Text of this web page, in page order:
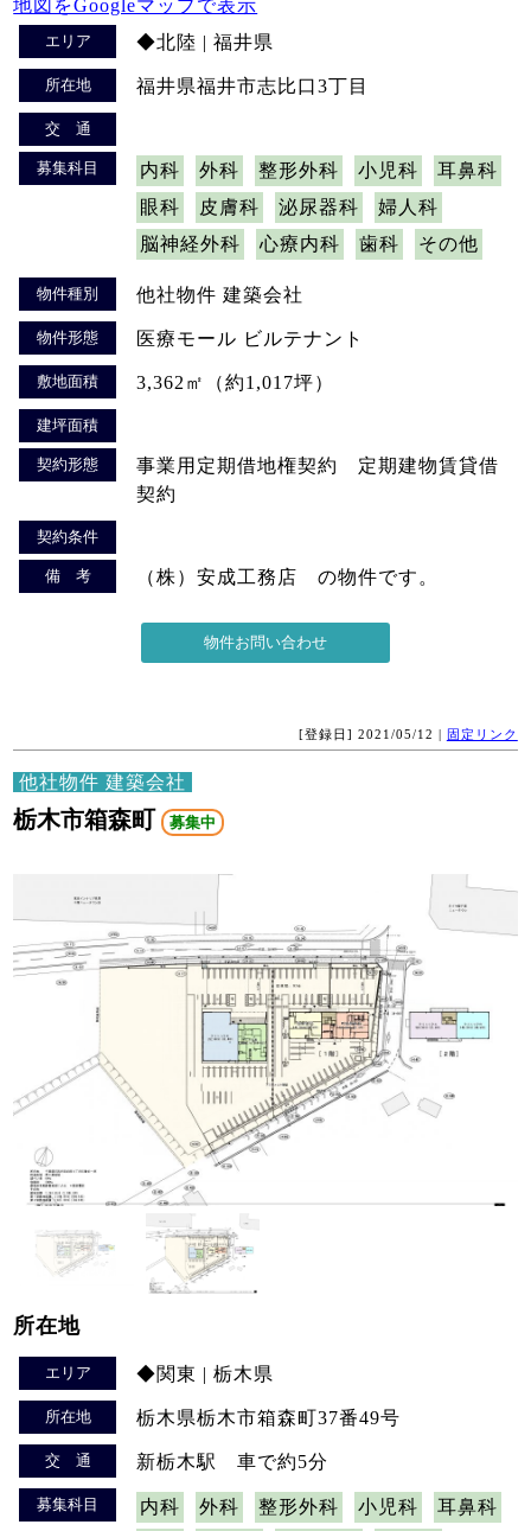
地図をGoogleマップで表示
エリア ◆北陸 | 福井県
所在地 福井県福井市志比口3丁目
交 通
募集科目 内科 外科 整形外科 小児科
耳鼻科
眼科
皮膚科 泌尿器科
婦人科
脳神経外科
心療内科 歯科 その他
物件種別 他社物件 建築会社
物件形態 医療モール ビルテナント
敷地面積 3,362㎡（約1,017坪）
建坪面積
契約形態
事業用定期借地権契約 定期建物賃貸借
契約
契約条件
備 考 （株）安成工務店 の物件です。
[登録日] 2021/05/12 | 固定リンク
他社物件 建築会社
栃木市箱森町 募集中
所在地
エリア ◆関東 | 栃木県
所在地 栃木県栃木市箱森町37番49号
交 通 新栃木駅 車で約5分
募集科目 内科 外科 整形外科 小児科
耳鼻科